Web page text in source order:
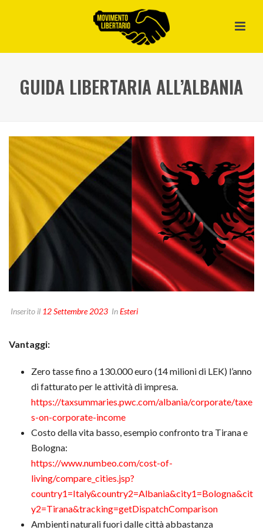
GUIDA LIBERTARIA ALL’ALBANIA
Inserito il 12 Settembre 2023 InEsteri
Vantaggi:
Zero tasse fino a 130.000 euro (14 milioni di LEK) l’anno
di fatturato per le attività di impresa.
https://taxsummaries.pwc.com/albania/corporate/taxe
s-on-corporate-income
Costo della vita basso, esempio confronto tra Tirana e
Bologna:
https://www.numbeo.com/cost-of-
living/compare_cities.jsp?
country1=Italy&country2=Albania&city1=Bologna&cit
y2=Tirana&tracking=getDispatchComparison
Ambienti naturali fuori dalle città abbastanza